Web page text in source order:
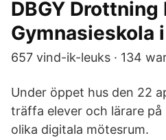
DBGY Drottning
Gymnasieskola
657 vind-ik-leuks · 134
Under öppet hus den 22
träffa elever och lärare
olika digitala mötesrum.